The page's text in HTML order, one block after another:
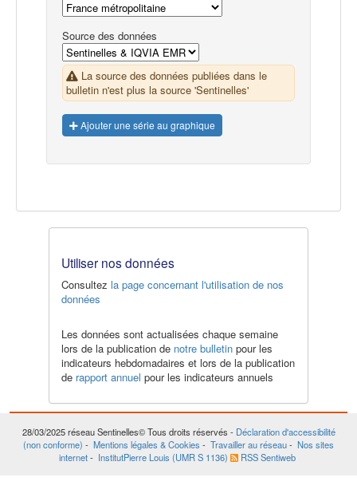
Source des données
La source des données publiées dans le
bulletin n'est plus la source 'Sentinelles'
Ajouter une série au graphique
Utiliser nos données
Consultez la page concernant l'utilisation de nos
données
Les données sont actualisées chaque semaine
lors de la publication de notre bulletinpour les
indicateurs hebdomadaires et lors de la publication
de rapport annuel pour les indicateurs annuels
28/03/2025réseau Sentinelles© Tous droits réservés - Déclaration d'accessibilité
(non conforme) - Mentions légales & Cookies - Travailler au réseau- Nos sites
internet- InstitutPierre Louis (UMR S 1136) RSS Sentiweb